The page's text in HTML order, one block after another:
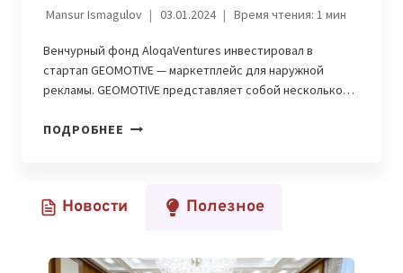
Mansur Ismagulov 03.01.2024 Время чтения: 1мин
Венчурный фонд AloqaVentures инвестировал в
стартап GEOMOTIVE — маркетплейс для наружной
рекламы. GEOMOTIVE представляет собой несколько…
ПОДРОБНЕЕ ALOQAVENTURES
ПРОЕКТ
Новости Полезное